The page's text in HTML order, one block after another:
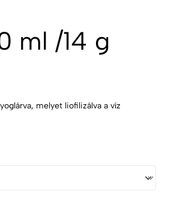
ml /14 g
melyet liofilizálva a víz